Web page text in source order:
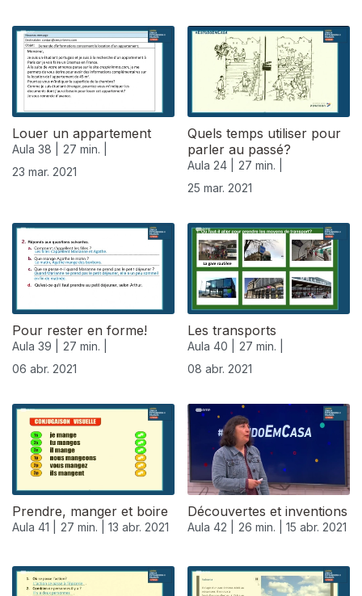
Louer un appartement
Aula 38 |
27 min. |
23 mar. 2021
Quels temps utiliser pour
parler au passé?
Aula 24 |
27 min. |
25 mar. 2021
Pour rester en forme!
Aula 39 |
27 min. |
06 abr. 2021
Les transports
Aula 40 |
27 min. |
08 abr. 2021
Prendre, manger et boire
Aula 41 | 27 min. | 13 abr. 2021
Découvertes et inventions
Aula 42 | 26 min. | 15 abr. 2021